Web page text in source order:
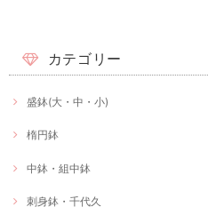
カテゴリー
盛鉢(大・中・小)
楕円鉢
中鉢・組中鉢
刺身鉢・千代久